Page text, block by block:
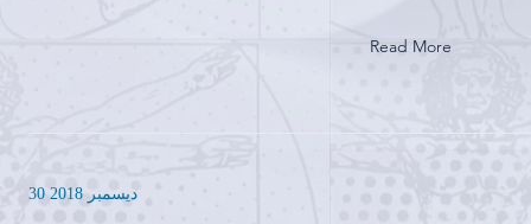
Read More
30 ديسمبر 2018